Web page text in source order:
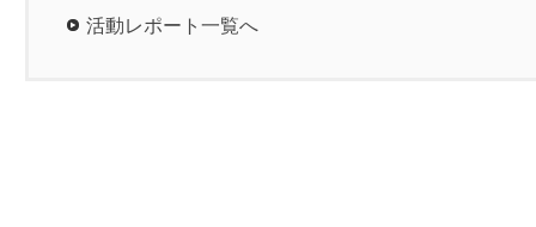
活動レポート一覧へ